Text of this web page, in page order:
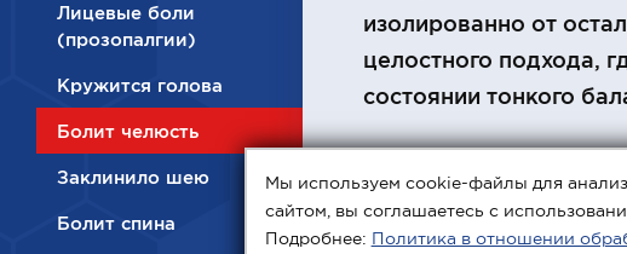
Лицевые боли
(прозопалгии)
Кружится голова
Болит челюсть
Заклинило шею
Болит спина
изолированно от
целостного подхода,
состоянии тонкого
Мы используем cookie-файлы для
сайтом, вы соглашаетесь с
Подробнее: Политика в отношении